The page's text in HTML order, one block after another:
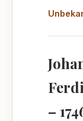
–